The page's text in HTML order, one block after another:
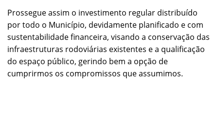
Prossegue assim o investimento regular distribuído
por todo o Município, devidamente planificado e com
sustentabilidade financeira, visando a conservação das
infraestruturas rodoviárias existentes e a qualificação
do espaço público, gerindo bem a opção de
cumprirmos os compromissos que assumimos.